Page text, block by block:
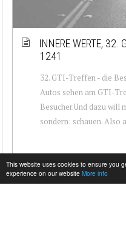
This website uses cookies to ensure you
experience on our website More info
INNERE WERTE, 32.
1241
32. GTI-Treffen - die
Autos sehen am GTI-
Besucher.Und dazu will
sondern: schauen. Also